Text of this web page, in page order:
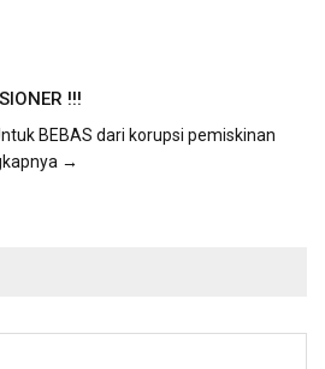
!!!
BEBAS dari korupsi pemiskinan
→